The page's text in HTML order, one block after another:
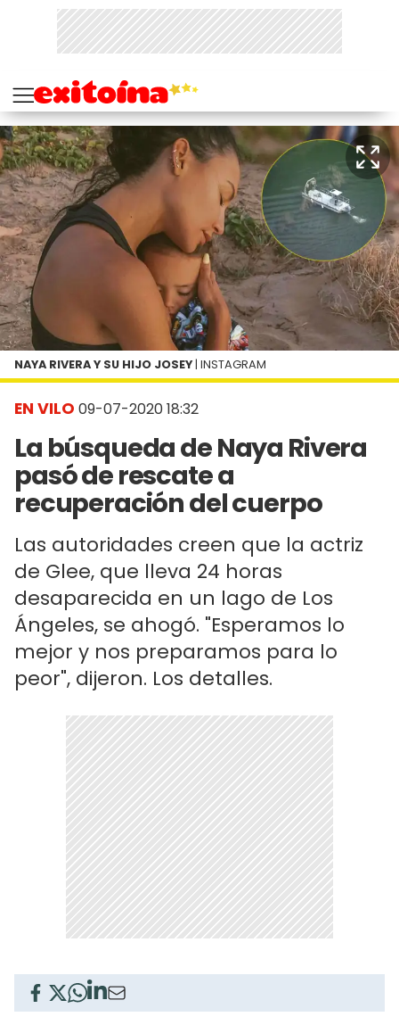
EN VILO 09-07-2020 18:32
La búsqueda de Naya Rivera
pasó de rescate a
recuperación del cuerpo
Las autoridades creen que la actriz
de Glee, que lleva 24 horas
desaparecida en un lago de Los
Ángeles, se ahogó. "Esperamos lo
mejor y nos preparamos para lo
peor", dijeron. Los detalles.
NAYA RIVERA Y SU HIJO JOSEY| INSTAGRAM